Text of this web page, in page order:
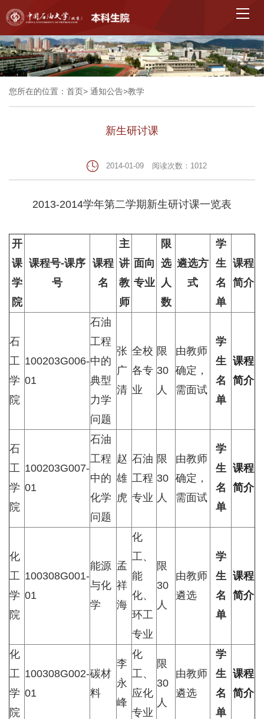
您所在的位置： 首页> 通知公告>教学
新生研讨课
2014-01-09 阅读次数： 1012
2013-2014学年第二学期新生研讨课一览表
开
课
学
院
课程号-课序
号
课程
名
主
讲
教
师
面向
专业
限
选
人
数
遴选方
式
学
生
名
单
课程
简介
石
工
学
院
100203G006-
01
石油
工程
中的
典型
力学
问题
张
广
清
全校
各专
业
限
30
人
由教师
确定，
需面试
学
生
名
单
课程
简介
石
工
学
院
100203G007-
01
石油
工程
中的
化学
问题
赵
雄
虎
石油
工程
专业
限
30
人
由教师
确定，
需面试
学
生
名
单
课程
简介
化
工
学
院
100308G001-
01
能源
与化
学
孟
祥
海
化
工、
能
化、
环工
专业
限
30
人
由教师
遴选
学
生
名
单
课程
简介
化
工
学
院
100308G002-
01
碳材
料
李
永
峰
化
工、
应化
专业
限
30
人
由教师
遴选
学
生
名
单
课程
简介